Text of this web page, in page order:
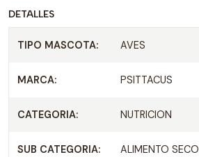
DETALLES
TIPO MASCOTA: AVES
MARCA: PSITTACUS
CATEGORIA: NUTRICION
SUB CATEGORIA: ALIMENTO SECO